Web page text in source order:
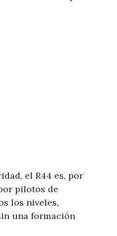
el R44 es, por
pilotos de
los niveles,
una formación